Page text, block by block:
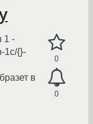
0
0
1 -
1c/{}-
в